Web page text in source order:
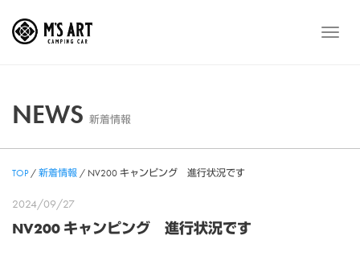
メ
NEWS 新着情報
TOP/新着情報 / NV200 キャンピング 進行状況です
2024/09/27
NV200 キャンピング 進行状況です